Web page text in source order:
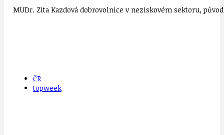
MUDr. Zita Kazdová dobrovolnice v neziskovém sektoru,
ČR
topweek